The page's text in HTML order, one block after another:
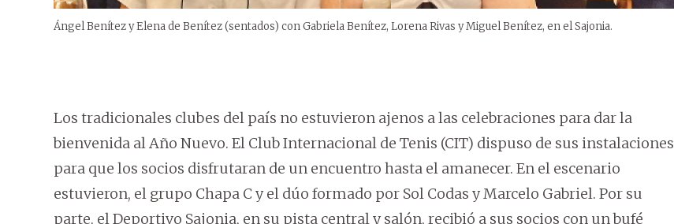
Ángel Benítez y Elena de Benítez (sentados) con Gabriela Benítez, Lorena Rivas y Miguel Benítez, en el Sajonia.
Los tradicionales clubes del país no estuvieron ajenos a las celebraciones para dar la
bienvenida al Año Nuevo. El Club Internacional de Tenis (CIT) dispuso de sus instalaciones
para que los socios disfrutaran de un encuentro hasta el amanecer. En el escenario
estuvieron, el grupo Chapa C y el dúo formado por Sol Codas y Marcelo Gabriel. Por su
parte, el Deportivo Sajonia, en su pista central y salón, recibió a sus socios con un bufé